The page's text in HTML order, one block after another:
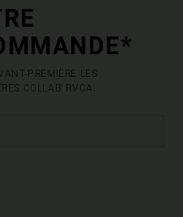
PREMIÈRE LES
COLLAB' RVCA.